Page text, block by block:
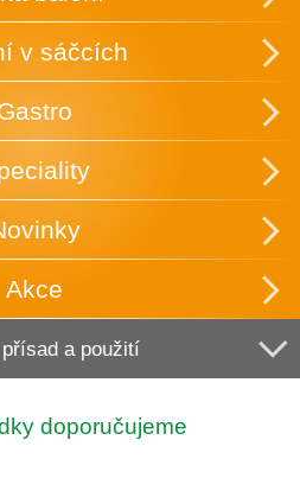
v sáčcích
Akce
a použití
doporučujeme